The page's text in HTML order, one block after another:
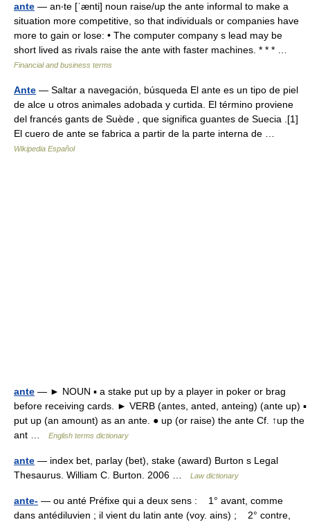
ante — an‧te [ˈænti] noun raise/​up the ante informal to make a
situation more competitive, so that individuals or companies have
more to gain or lose: • The computer company s lead may be
short lived as rivals raise the ante with faster machines. * * * …
Financial and business terms
Ante — Saltar a navegación, búsqueda El ante es un tipo de piel
de alce u otros animales adobada y curtida. El término proviene
del francés gants de Suède , que significa guantes de Suecia .[1]
El cuero de ante se fabrica a partir de la parte interna de …
Wikipedia Español
ante — ► NOUN ▪ a stake put up by a player in poker or brag
before receiving cards. ► VERB (antes, anted, anteing) (ante up) ▪
put up (an amount) as an ante. ● up (or raise) the ante Cf. ↑up the
ant …
English terms dictionary
ante — index bet, parlay (bet), stake (award) Burton s Legal
Thesaurus. William C. Burton. 2006 …
Law dictionary
ante- — ou anté Préfixe qui a deux sens : 1° avant, comme
dans antédiluvien ; il vient du latin ante (voy. ains) ; 2° contre,